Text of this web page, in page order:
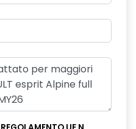
d'emergenza al